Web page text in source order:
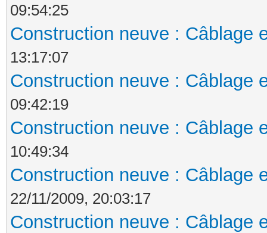
09:54:25
Construction neuve : Câblage
13:17:07
Construction neuve : Câblage
09:42:19
Construction neuve : Câblage
10:49:34
Construction neuve : Câblage
22/11/2009, 20:03:17
Construction neuve : Câblage